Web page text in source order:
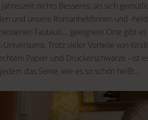
nichts Besseres, als sich
und unsere Romanheldinnen und -
Fauteuil,… geeignete Orte gibt
Trotz vieler Vorteile von
Papier und Druckerschwärze - ist
das Seine, wie es so schön heißt…